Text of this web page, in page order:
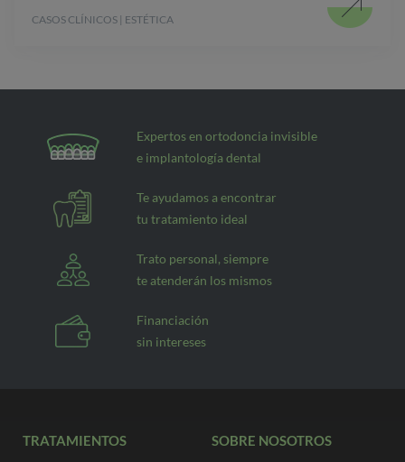
CASOS CLÍNICOS | ESTÉTICA
Expertos en ortodoncia invisible
e implantología dental
Te ayudamos a encontrar
tu tratamiento ideal
Trato personal, siempre
te atenderán los mismos
Financiación
sin intereses
TRATAMIENTOS SOBRE NOSOTROS